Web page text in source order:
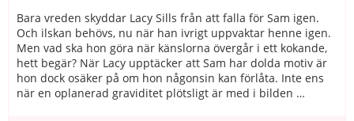
Bara vreden skyddar Lacy Sills från att falla för Sam igen.
Och ilskan behövs, nu när han ivrigt uppvaktar henne igen.
Men vad ska hon göra när känslorna övergår i ett kokande,
hett begär? När Lacy upptäcker att Sam har dolda motiv är
hon dock osäker på om hon någonsin kan förlåta. Inte ens
när en oplanerad graviditet plötsligt är med i bilden …